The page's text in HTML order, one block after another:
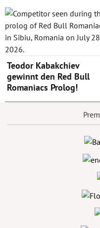
Teodor Kabakchiev
gewinnt den Red Bull
Romaniacs Prolog!